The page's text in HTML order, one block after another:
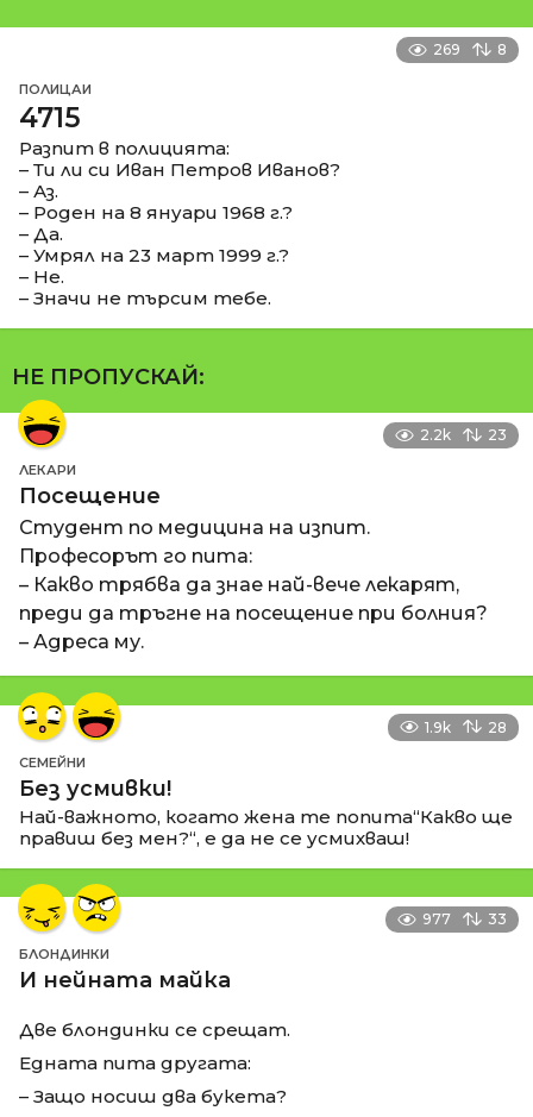
269 8
ПОЛИЦАИ
4715
Разпит в полицията:
– Ти ли си Иван Петров Иванов?
– Аз.
– Роден на 8 януари 1968 г.?
– Да.
– Умрял на 23 март 1999 г.?
– Не.
– Значи не търсим тебе.
НЕ ПРОПУСКАЙ:
2.2k 23
ЛЕКАРИ
Посещение
Студент по медицина на изпит.
Професорът го пита:
– Какво трябва да знае най-вече лекарят,
преди да тръгне на посещение при болния?
– Адреса му.
1.9k 28
СЕМЕЙНИ
Без усмивки!
Най-важното, когато жена те попита“Какво ще
правиш без мен?“, е да не се усмихваш!
977 33
БЛОНДИНКИ
И нейната майка
Две блондинки се срещат.
Едната пита другата:
– Защо носиш два букета?